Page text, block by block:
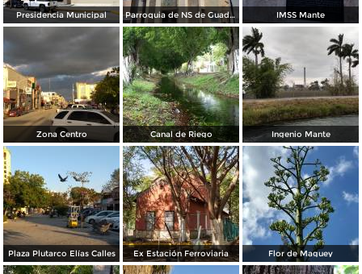
Presidencia Municipal Parroquia de NS de Guadalupe IMSS Mante
Zona Centro Canal de Riego Ingenio Mante
Plaza Plutarco Elías Calles Ex Estación Ferroviaria Flor de Maguey